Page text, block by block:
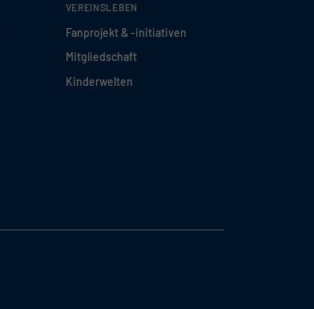
VEREINSLEBEN
Fanprojekt & -initiativen
Mitgliedschaft
Kinderwelten